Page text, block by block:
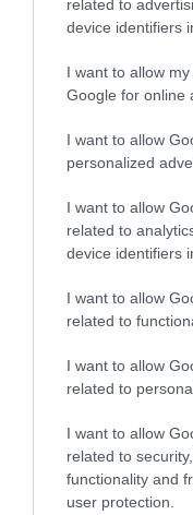
related to
device identifiers
I want to allow
Google for online
I want to allow
personalized
I want to allow
related to
device identifiers
I want to allow
related to
I want to allow
related to
I want to allow
related to
functionality and
user protection.
250 centis harcsát